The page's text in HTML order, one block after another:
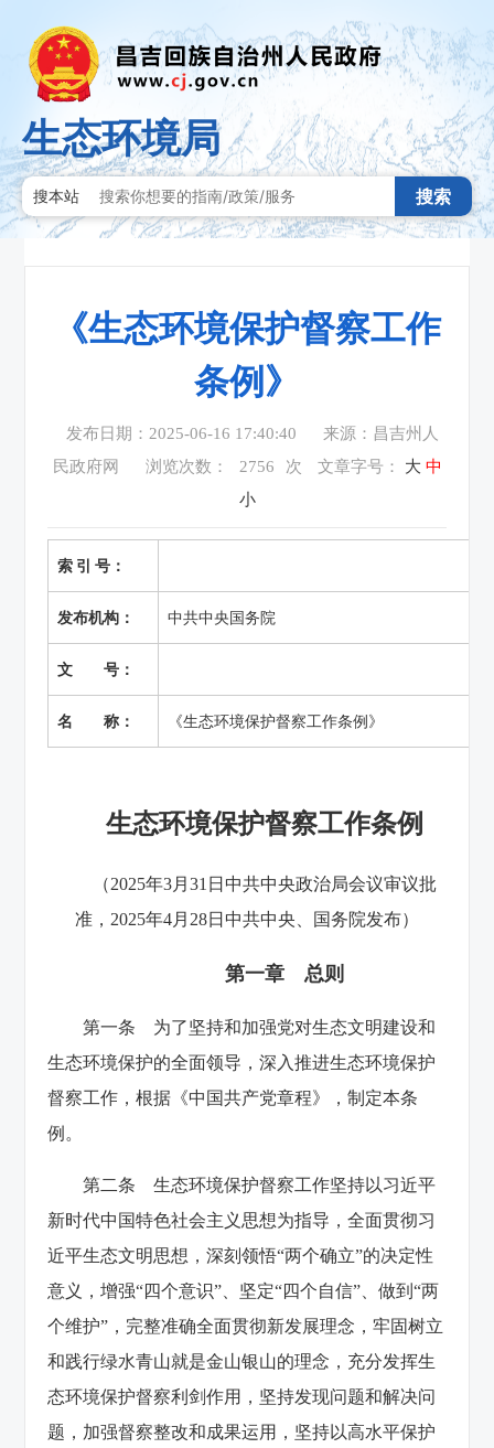
生态环境局
搜本站 搜索
《生态环境保护督察工作
条例》
发布日期：2025-06-16 17:40:40
来源：昌吉州人
民政府网
浏览次数： 2756 次 文章字号： 大 中
小
索 引 号：
发布机构： 中共中央国务院
文 号：
名 称： 《生态环境保护督察工作条例》
生态环境保护督察工作条例
（2025年3月31日中共中央政治局会议审议批
准， 2025年4月28日中共中央、国务院发布）
第一章 总则
第一条 为了坚持和加强党对生态文明建设和
生态环境保护的全面领导，深入推进生态环境保护
督察工作，根据《中国共产党章程》，制定本条
例。
第二条 生态环境保护督察工作坚持以习近平
新时代中国特色社会主义思想为指导，全面贯彻习
近平生态文明思想，深刻领悟“两个确立”的决定性
意义，增强“四个意识”、坚定“四个自信”、做到“两
个维护”，完整准确全面贯彻新发展理念，牢固树立
和践行绿水青山就是金山银山的理念，充分发挥生
态环境保护督察利剑作用，坚持发现问题和解决问
题，加强督察整改和成果运用，坚持以高水平保护